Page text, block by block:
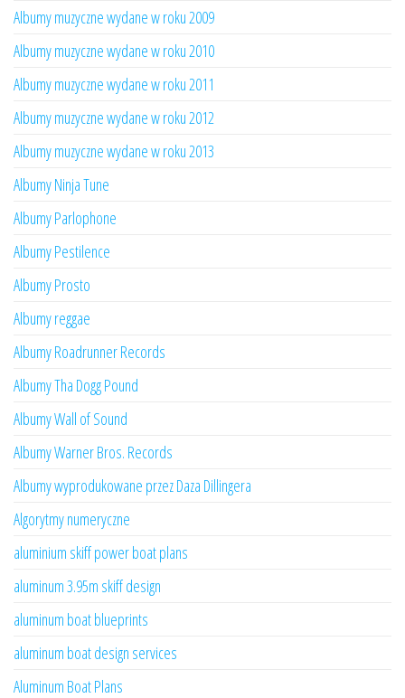
Albumy muzyczne wydane w roku 2009
Albumy muzyczne wydane w roku 2010
Albumy muzyczne wydane w roku 2011
Albumy muzyczne wydane w roku 2012
Albumy muzyczne wydane w roku 2013
Albumy Ninja Tune
Albumy Parlophone
Albumy Pestilence
Albumy Prosto
Albumy reggae
Albumy Roadrunner Records
Albumy Tha Dogg Pound
Albumy Wall of Sound
Albumy Warner Bros. Records
Albumy wyprodukowane przez Daza Dillingera
Algorytmy numeryczne
aluminium skiff power boat plans
aluminum 3.95m skiff design
aluminum boat blueprints
aluminum boat design services
Aluminum Boat Plans